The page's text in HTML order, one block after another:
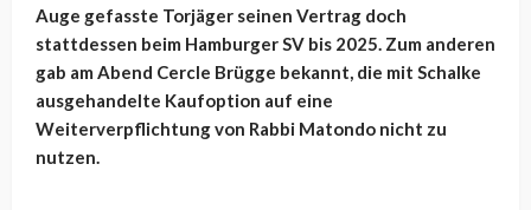
Auge gefasste Torjäger seinen Vertrag doch
stattdessen beim Hamburger SV bis 2025. Zum anderen
gab am Abend Cercle Brügge bekannt, die mit Schalke
ausgehandelte Kaufoption auf eine
Weiterverpflichtung von Rabbi Matondo nicht zu
nutzen.